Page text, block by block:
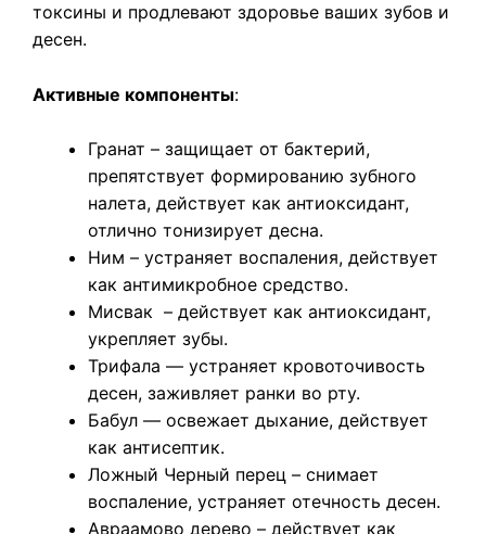
токсины и продлевают здоровье ваших зубов и
десен.
Активные компоненты:
Гранат – защищает от бактерий,
препятствует формированию зубного
налета, действует как антиоксидант,
отлично тонизирует десна.
Ним – устраняет воспаления, действует
как антимикробное средство.
Мисвак – действует как антиоксидант,
укрепляет зубы.
Трифала — устраняет кровоточивость
десен, заживляет ранки во рту.
Бабул — освежает дыхание, действует
как антисептик.
Ложный Черный перец – снимает
воспаление, устраняет отечность десен.
Авраамово дерево – действует как